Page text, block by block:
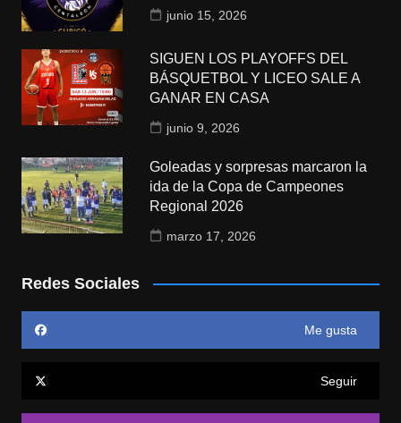
junio 15, 2026
SIGUEN LOS PLAYOFFS DEL
BÁSQUETBOL Y LICEO SALE A
GANAR EN CASA
junio 9, 2026
Goleadas y sorpresas marcaron la
ida de la Copa de Campeones
Regional 2026
marzo 17, 2026
Redes Sociales
Me gusta
Seguir